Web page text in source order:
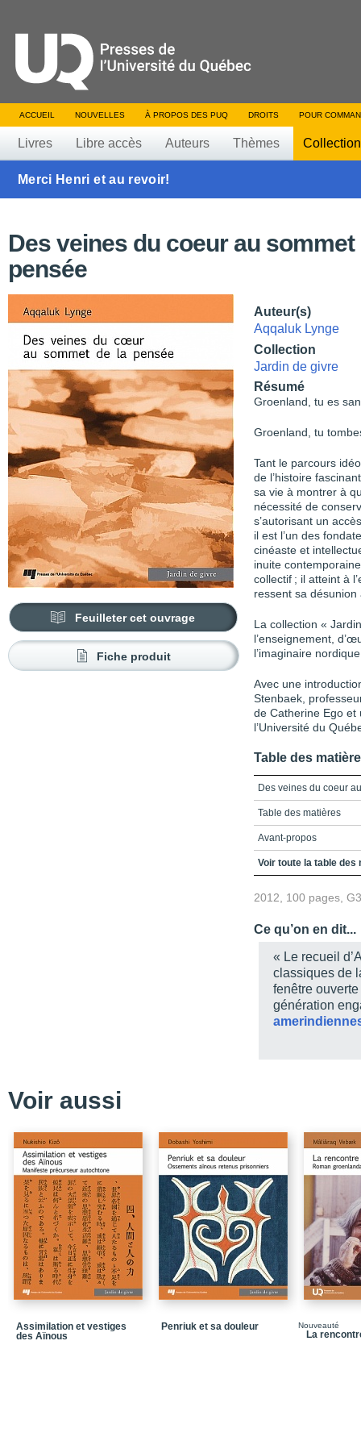
ACCUEIL NOUVELLES À PROPOS DES PUQ DROITS POUR
Livres Libre accès Auteurs Thèmes
Merci Henri et au revoir!
Des veines du coeur au sommet
pensée
Feuilleter cet ouvrage
Fiche produit
Auteur(s)
Aqqaluk Lynge
Collection
Jardin de givre
Résumé
Groenland, tu es
Groenland, tu
Tant le parcours
de l’histoire
sa vie à montrer à
nécessité de
s’autorisant un
il est l’un des
cinéaste et
inuite
collectif ; il atteint à
ressent sa désunion
La collection «
l’enseignement,
l’imaginaire
Avec une
Stenbaek,
de Catherine Ego et
l’Université du
Table des
Des veines du coeur
Table des matières
Avant-propos
Introduction - Aqqaluk
Médiagraphie
Autres titres parus
Voir toute la table des
2012, 100 pages,
Ce qu’on en dit...
« Le recueil
classiques de
fenêtre
génération
Voir aussi
Assimilation et vestiges
des Aïnous
Penriuk et sa douleur Nouveauté
La